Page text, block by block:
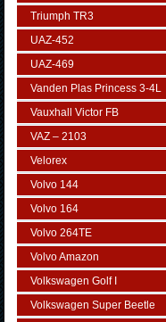
Triumph TR3
UAZ-452
UAZ-469
Vanden Plas Princess 3-4L
Vauxhall Victor FB
VAZ – 2103
Velorex
Volvo 144
Volvo 164
Volvo 264TE
Volvo Amazon
Volkswagen Golf I
Volkswagen Super Beetle